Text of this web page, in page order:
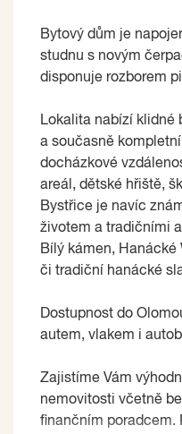
Bytový dům je
studnu s novým
disponuje rozborem
Lokalita nabízí klidné
a současně
docházkové
areál, dětské hřiště,
Bystřice je navíc
životem a tradičními
Bílý kámen,
či tradiční hanácké
Dostupnost do
autem, vlakem i
Zajistíme Vám
nemovitosti včetně
finančním poradcem.